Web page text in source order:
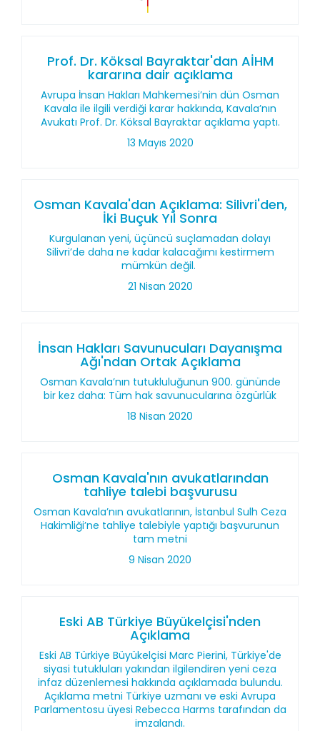
Prof. Dr. Köksal Bayraktar'dan AİHM
kararına dair açıklama
Avrupa İnsan Hakları Mahkemesi’nin dün Osman
Kavala ile ilgili verdiği karar hakkında, Kavala’nın
Avukatı Prof. Dr. Köksal Bayraktar açıklama yaptı.
13 Mayıs 2020
Osman Kavala'dan Açıklama: Silivri'den,
İki Buçuk Yıl Sonra
Kurgulanan yeni, üçüncü suçlamadan dolayı
Silivri’de daha ne kadar kalacağımı kestirmem
mümkün değil.
21 Nisan 2020
İnsan Hakları Savunucuları Dayanışma
Ağı'ndan Ortak Açıklama
Osman Kavala’nın tutukluluğunun 900. gününde
bir kez daha: Tüm hak savunucularına özgürlük
18 Nisan 2020
Osman Kavala'nın avukatlarından
tahliye talebi başvurusu
Osman Kavala’nın avukatlarının, İstanbul Sulh Ceza
Hakimliği’ne tahliye talebiyle yaptığı başvurunun
tam metni
9 Nisan 2020
Eski AB Türkiye Büyükelçisi'nden
Açıklama
Eski AB Türkiye Büyükelçisi Marc Pierini, Türkiye'de
siyasi tutukluları yakından ilgilendiren yeni ceza
infaz düzenlemesi hakkında açıklamada bulundu.
Açıklama metni Türkiye uzmanı ve eski Avrupa
Parlamentosu üyesi Rebecca Harms tarafından da
imzalandı.